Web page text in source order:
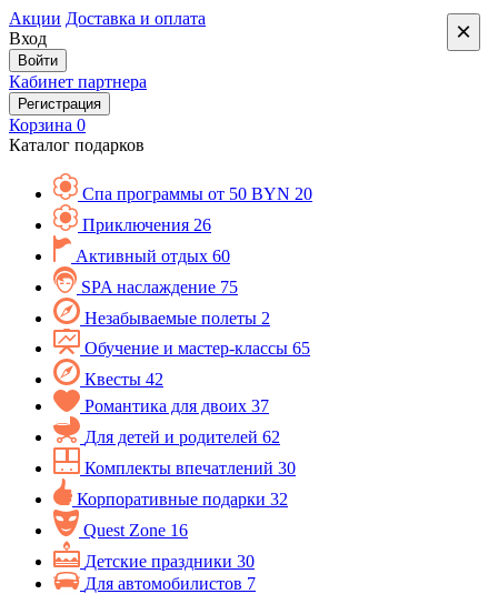
Акции Доставка и оплата
Вход
Войти
Кабинет партнера
Регистрация
Корзина 0
Каталог подарков
Спа программы от 50 BYN 20
Приключения 26
Активный отдых 60
SPA наслаждение 75
Незабываемые полеты 2
Обучение и мастер-классы 65
Квесты 42
Романтика для двоих 37
Для детей и родителей 62
Комплекты впечатлений 30
Корпоративные подарки 32
Quest Zone 16
Детские праздники 30
Для автомобилистов 7
×